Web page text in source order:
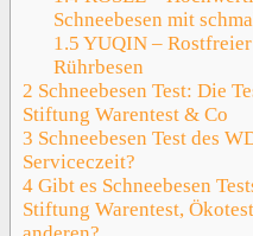
Schneebesen mit
1.5 YUQIN –
Rührbesen
2 Schneebesen Test: Die
Stiftung Warentest & Co
3 Schneebesen Test des
Serviceczeit?
4 Gibt es Schneebesen
Stiftung Warentest,